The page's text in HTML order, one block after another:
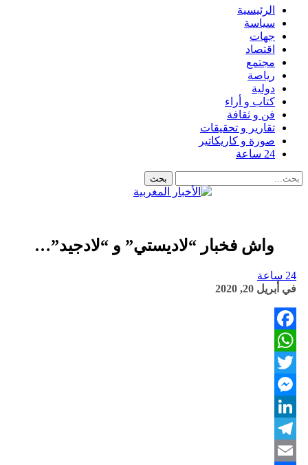
الرئيسية
سياسة
جهات
اقتصاد
مجتمع
رياصة
دولية
كتاب و أراء
فن و ثقافة
تقارير و تحقيقات
صورة و كاريكاتير
24 ساعة
واش فخبار “لاديستي” و “لادجيد”…
24 ساعة
في أبريل 20, 2020
Facebook
WhatsApp
Twitter
Messenger
LinkedIn
Telegram